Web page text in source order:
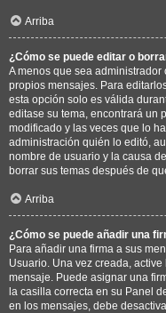
Arriba
¿Cómo se puede editar o
A menos que sea
propios mensajes. Para
esta opción solo es válida
editase su tema, encontrará un
modificado y las veces que lo
administración quién lo editó,
nombre de usuario y la causa
borrar sus temas después de
Arriba
¿Cómo se puede añadir una
Para añadir una firma a sus
Usuario. Una vez creada, active
mensaje. Puede asignar una
la casilla correcta en su Panel
en los mensajes, debe